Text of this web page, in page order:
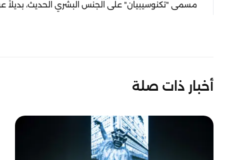
مسمى "تكنوسيبيان" على الجنس البشري الحديث، بديلاً
أخبار ذات صلة